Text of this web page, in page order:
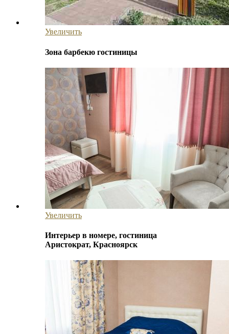
Увеличить
Зона барбекю гостиницы
Увеличить
Интерьер в номере, гостиница
Аристократ, Красноярск